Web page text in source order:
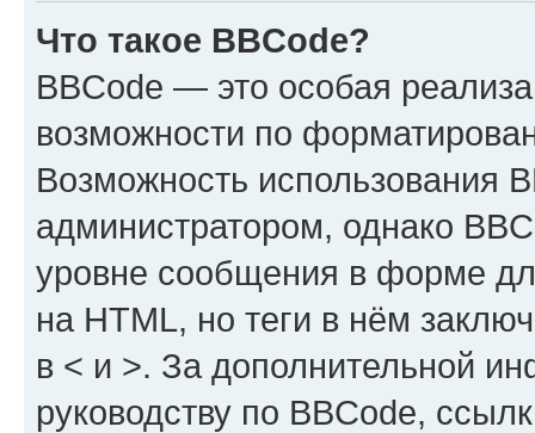
Что такое BBCode?
BBCode — это особая
возможности по
Возможность использования
администратором, однако
уровне сообщения в форме
на HTML, но теги в нём
в < и >. За дополнительной
руководству по BBCode,